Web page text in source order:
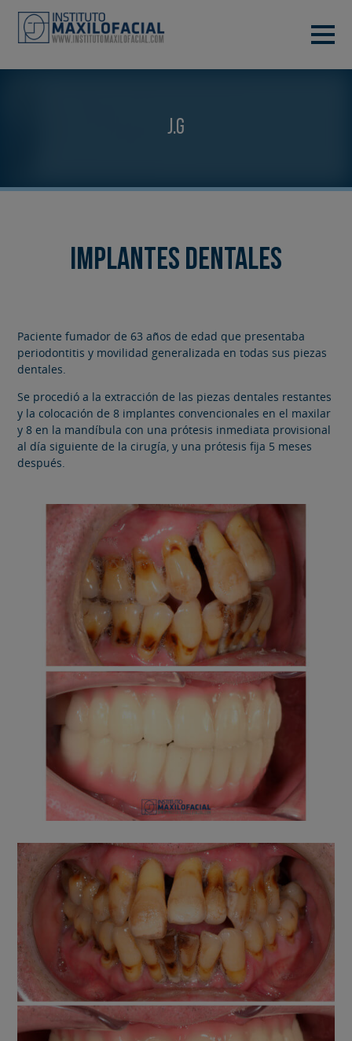
J.G
Implantes dentales
Paciente fumador de 63 años de edad que presentaba
periodontitis y movilidad generalizada en todas sus piezas
dentales.
Se procedió a la extracción de las piezas dentales restantes
y la colocación de 8 implantes convencionales en el maxilar
y 8 en la mandíbula con una prótesis inmediata provisional
al día siguiente de la cirugía, y una prótesis fija 5 meses
después.